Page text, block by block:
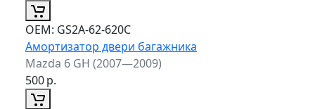
ОЕМ: GS2A-62-620C
Амортизатор двери багажника
Mazda 6 GH (2007—2009)
500р.